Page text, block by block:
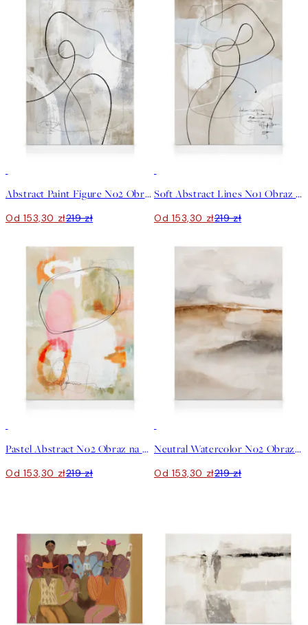
Abstract Paint Figure No2 Obraz na płótnie
Od 153,30 zł219 zł
Soft Abstract Lines No1 Obraz na płótnie
Od 153,30 zł219 zł
Pastel Abstract No2 Obraz na płótnie
Od 153,30 zł219 zł
Neutral Watercolor No2 Obraz na płótnie
Od 153,30 zł219 zł